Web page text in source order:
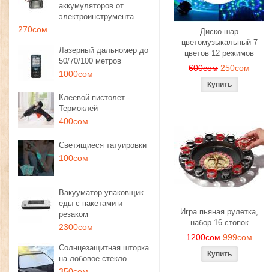
аккумуляторов от
электроинструмента
270сом
Лазерный дальномер до
50/70/100 метров
1000сом
Клеевой пистолет -
Термоклей
400сом
Светящиеся татуировки
100сом
Вакууматор упаковщик
еды с пакетами и
резаком
2300сом
Солнцезащитная шторка
на лобовое стекло
Диско-шар
цветомузыкальный 7
цветов 12 режимов
600сом 250сом
Игра пьяная рулетка,
набор 16 стопок
1200сом 999сом